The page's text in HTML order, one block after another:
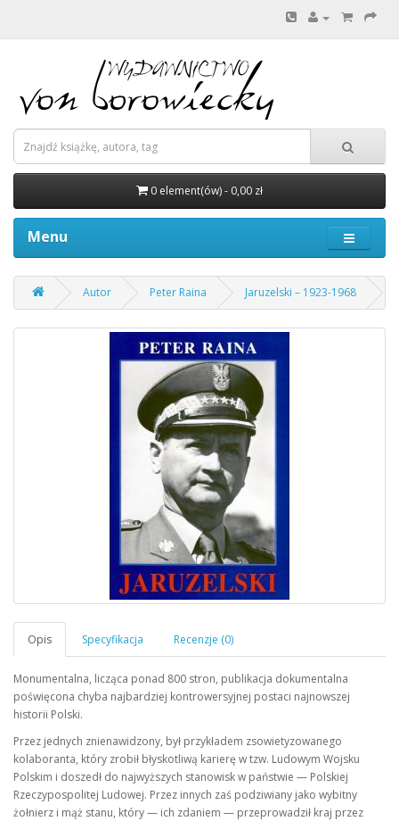
0 element(ów) - 0,00 zł
Menu
Autor Peter Raina Jaruzelski – 1923-1968
Monumentalna, licząca ponad 800 stron, publikacja dokumentalna
poświęcona chyba najbardziej kontrowersyjnej postaci najnowszej
historii Polski.
Przez jednych znienawidzony, był przykładem zsowietyzowanego
kolaboranta, który zrobił błyskotliwą karierę w tzw. Ludowym Wojsku
Polskim i doszedł do najwyższych stanowisk w państwie — Polskiej
Rzeczypospolitej Ludowej. Przez innych zaś podziwiany jako wybitny
żołnierz i mąż stanu, który — ich zdaniem — przeprowadził kraj przez